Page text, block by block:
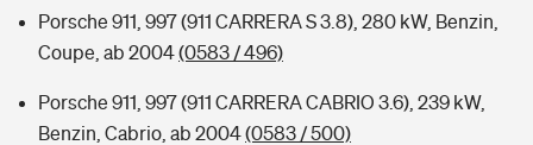
Porsche 911, 997 (911 CARRERA S 3.8), 280 kW, Benzin,
Coupe, ab 2004(0583 / 496)
Porsche 911, 997 (911 CARRERA CABRIO 3.6), 239 kW,
Benzin, Cabrio, ab 2004(0583 / 500)